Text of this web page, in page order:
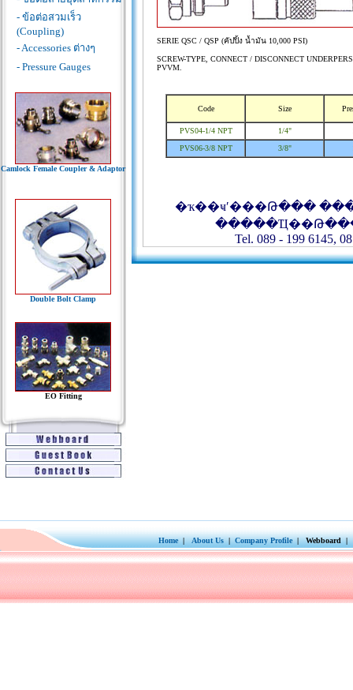
- ข้อต่อสวมเร็ว
(Coupling)
- Accessories ต่างๆ
- Pressure Gauges
Camlock Female Coupler & Adaptor
Double Bolt Clamp
EO Fitting
SERIE QSC / QSP (คัปปิ้ง น้ำมัน 10,000 PSI)
SCREW-TYPE, CONNECT / DISCONNECT
PVVM.
Code Size
PVS04-1/4 NPT 1/4"
PVS06-3/8 NPT
3/8"
�ҡ��ҹʹ���Թ���
Tel. 089 - 199 6145,
Home|About Us|Company Profile| Webboard |